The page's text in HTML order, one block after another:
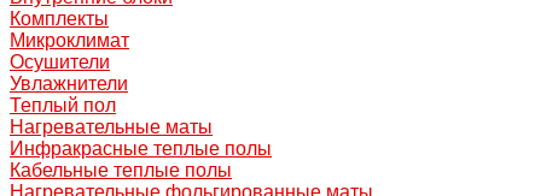
Комплекты
Микроклимат
Осушители
Увлажнители
Теплый пол
Нагревательные маты
Инфракрасные теплые полы
Кабельные теплые полы
Нагревательные фольгированные маты